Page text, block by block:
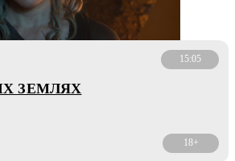
15:05
ЗЕМЛЯХ
18+